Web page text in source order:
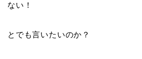
ない！
とでも言いたいのか？